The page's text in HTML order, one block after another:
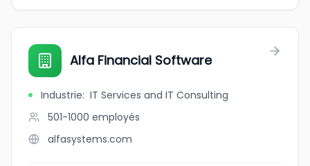
Alfa Financial Software
Industrie: IT Services and IT Consulting
501-1000 employés
alfasystems.com